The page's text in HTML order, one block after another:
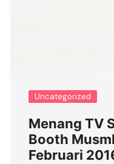
Uncategorized
Menang TV
Booth
Februari